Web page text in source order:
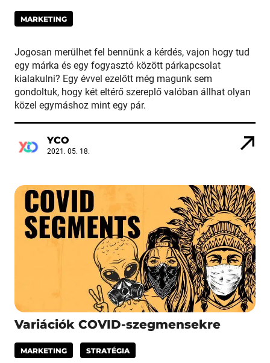
MARKETING
Jogosan merülhet fel bennünk a kérdés, vajon hogy tud
egy márka és egy fogyasztó között párkapcsolat
kialakulni? Egy évvel ezelőtt még magunk sem
gondoltuk, hogy két eltérő szereplő valóban állhat olyan
közel egymáshoz mint egy pár.
YCO
2021. 05. 18.
Variációk COVID-szegmensekre
MARKETING STRATÉGIA